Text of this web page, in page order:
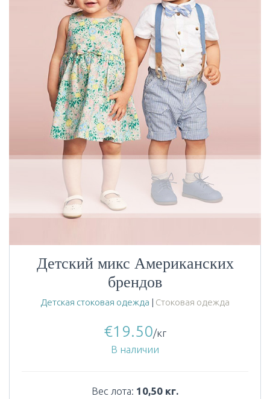
Детский микс Американских
брендов
Детская стоковая одежда | Стоковая одежда
€19.50/кг
В наличии
Вес лота: 10,50 кг.